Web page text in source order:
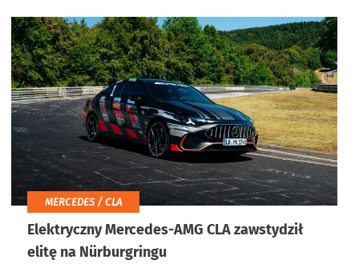
MERCEDES / CLA
Elektryczny Mercedes-AMG CLA zawstydził
elitę na Nürburgringu